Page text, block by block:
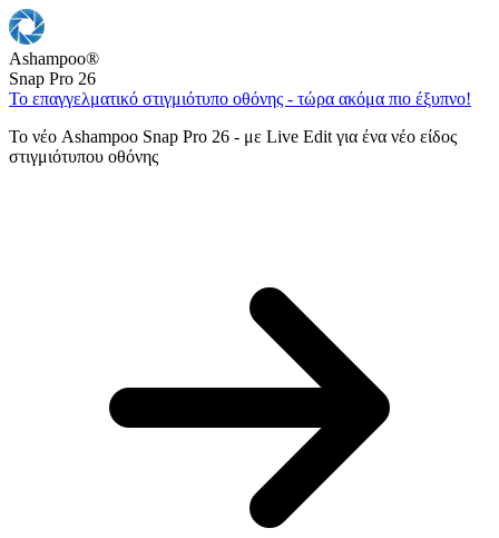
Ashampoo®
Snap Pro 26
Το επαγγελματικό στιγμιότυπο οθόνης - τώρα ακόμα πιο έξυπνο!
Το νέο Ashampoo Snap Pro 26 - με Live Edit για ένα νέο είδος
στιγμιότυπου οθόνης